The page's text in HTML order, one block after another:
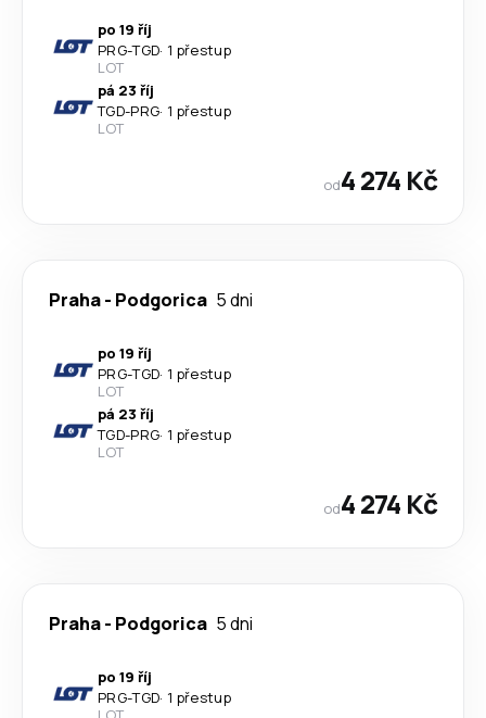
po 19 říj
PRG-TGD· 1 přestup
LOT
pá 23 říj
TGD-PRG· 1 přestup
LOT
od4 274 Kč
Praha- Podgorica 5 dni
po 19 říj
PRG-TGD· 1 přestup
LOT
pá 23 říj
TGD-PRG· 1 přestup
LOT
od4 274 Kč
Praha- Podgorica 5 dni
po 19 říj
PRG-TGD· 1 přestup